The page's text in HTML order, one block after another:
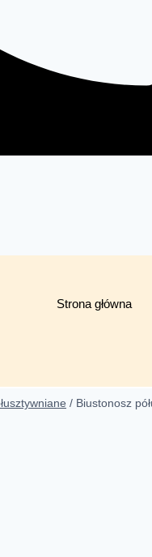
Strona główna
/ Biustonosz